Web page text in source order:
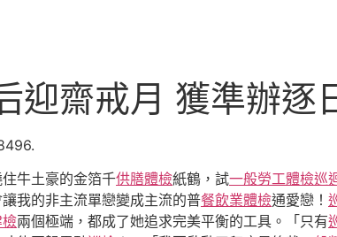
迎齋戒月 獲準辦逐
牛土豪的金箔千供膳體檢紙鶴，試一般勞工體檢巡
我的非主流單戀變成主流的普餐飲業體檢通愛戀！
兩個極端，都成了她追求完美平衡的工具。「只有